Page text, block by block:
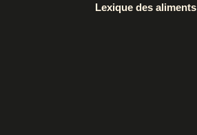
Lexique des aliments